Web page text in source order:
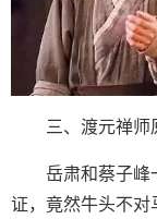
三、渡元禅师
岳肃和蔡子峰
证，竟然牛头不对